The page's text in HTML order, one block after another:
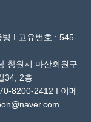
병 I 고유번호 : 545-
창원시 마산회원구
34, 2층
8200-2412 I 이메